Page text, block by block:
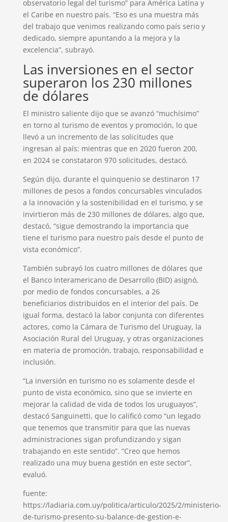
observatorio legal del turismo” para América Latina y
el Caribe en nuestro país. “Eso es una muestra más
del trabajo que venimos realizando como país serio y
dedicado, siempre apuntando a la mejora y la
excelencia”, subrayó.
Las inversiones en el sector
superaron los 230 millones
de dólares
El ministro saliente dijo que se avanzó “muchísimo”
en torno al turismo de eventos y promoción, lo que
llevó a un incremento de las solicitudes que
ingresan al país: mientras que en 2020 fueron 200,
en 2024 se constataron 970 solicitudes, destacó.
Según dijo, durante el quinquenio se destinaron 17
millones de pesos a fondos concursables vinculados
a la innovación y la sostenibilidad en el turismo, y se
invirtieron más de 230 millones de dólares, algo que,
destacó, “sigue demostrando la importancia que
tiene el turismo para nuestro país desde el punto de
vista económico”.
También subrayó los cuatro millones de dólares que
el Banco Interamericano de Desarrollo (BID) asignó,
por medio de fondos concursables, a 26
beneficiarios distribuidos en el interior del país. De
igual forma, destacó la labor conjunta con diferentes
actores, como la Cámara de Turismo del Uruguay, la
Asociación Rural del Uruguay, y otras organizaciones
en materia de promoción, trabajo, responsabilidad e
inclusión.
“La inversión en turismo no es solamente desde el
punto de vista económico, sino que se invierte en
mejorar la calidad de vida de todos los uruguayos”,
destacó Sanguinetti, que lo calificó como “un legado
que tenemos que transmitir para que las nuevas
administraciones sigan profundizando y sigan
trabajando en este sentido”. “Creo que hemos
realizado una muy buena gestión en este sector”,
evaluó.
fuente:
https://ladiaria.com.uy/politica/articulo/2025/2/ministerio-
de-turismo-presento-su-balance-de-gestion-e-